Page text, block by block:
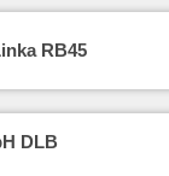
RB45
DLB